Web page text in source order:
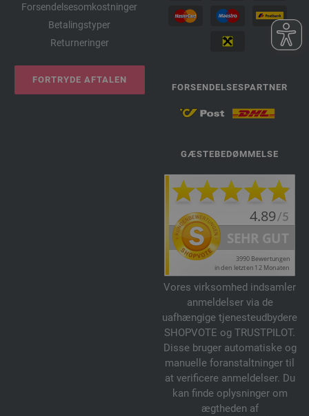
Forsendelsesomkostninger
Betalingstyper
Returneringer
FORTRYDE AFTALEN
FORSENDELSESPARTNER
GÆSTEBEDØMMELSE
Vores virksomhed indsamler
anmeldelser via de
uafhængige tjenesteudbydere
SHOPVOTE og TRUSTPILOT.
Disse bruger automatiske og
manuelle foranstaltninger til
at verificere anmeldelser. Du
kan finde oplysninger om
ægtheden af